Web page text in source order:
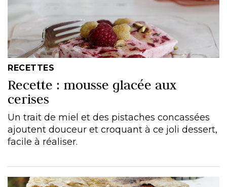
RECETTES
Recette : mousse glacée aux
cerises
Un trait de miel et des pistaches concassées
ajoutent douceur et croquant à ce joli dessert,
facile à réaliser.